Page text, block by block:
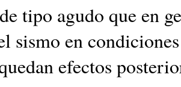
tipo agudo que en
sismo en
efectos